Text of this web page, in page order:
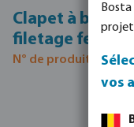
Clapet à bille
filetage femelle
N° de produit
vos